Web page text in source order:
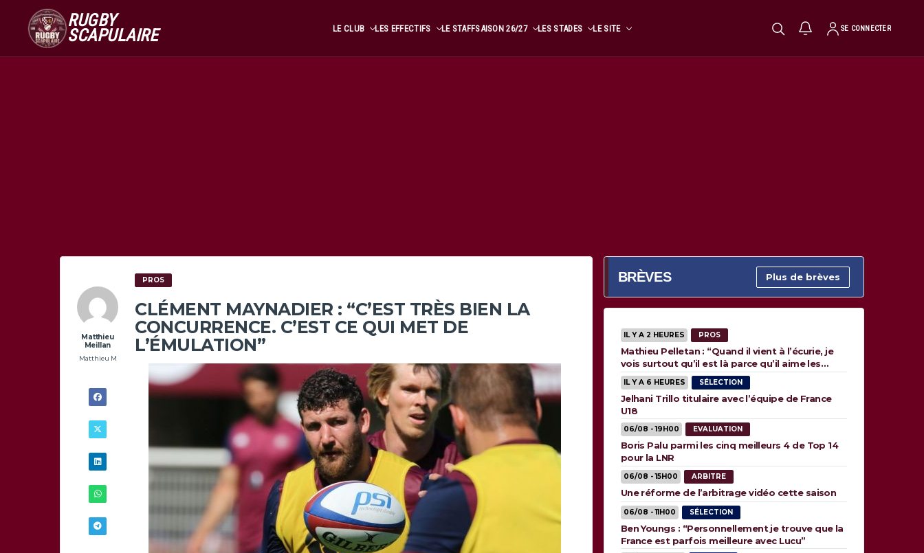
RUGBY
SCAPULAIRE LE CLUB LES EFFECTIFS LE STAFFSAISON 26/27 LES STADES LE SITE SE CONNECTER
Matthieu
Meillan
Matthieu M
PROS
CLÉMENT MAYNADIER : “C’EST TRÈS BIEN LA
CONCURRENCE. C’EST CE QUI MET DE
L’ÉMULATION”
BRÈVES Plus de brèves
IL Y A 2 HEURES PROS
Mathieu Pelletan : “Quand il vient à l’écurie, je
vois surtout qu’il est là parce qu’il aime les
animaux”
IL Y A 6 HEURES SÉLECTION
Jelhani Trillo titulaire avec l’équipe de France
U18
06/08 - 19H00 EVALUATION
Boris Palu parmi les cinq meilleurs 4 de Top 14
pour la LNR
06/08 - 15H00 ARBITRE
Une réforme de l’arbitrage vidéo cette saison
06/08 - 11H00 SÉLECTION
Ben Youngs : “Personnellement je trouve que la
France est parfois meilleure avec Lucu”